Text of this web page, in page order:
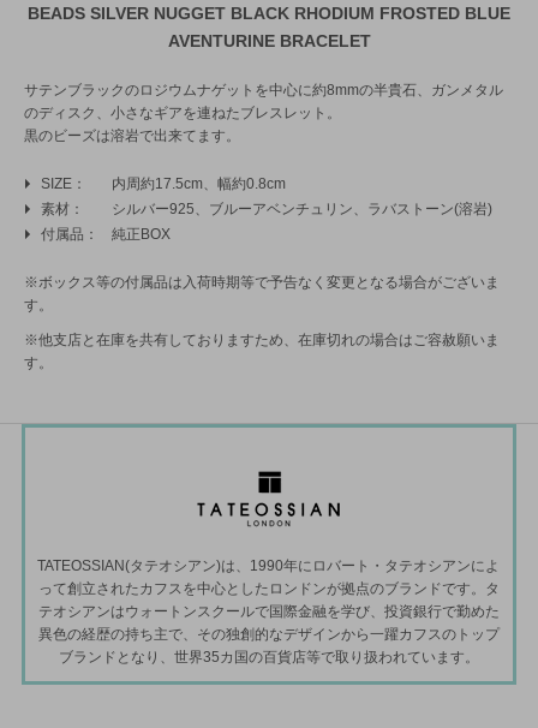
BEADS SILVER NUGGET BLACK RHODIUM FROSTED BLUE
AVENTURINE BRACELET
サテンブラックのロジウムナゲットを中心に約8mmの半貴石、ガンメタル
のディスク、小さなギアを連ねたブレスレット。
黒のビーズは溶岩で出来てます。
SIZE
内周約17.5cm、幅約0.8cm
素材
シルバー925、ブルーアベンチュリン、ラバストーン(溶岩)
付属品
純正BOX
※ボックス等の付属品は入荷時期等で予告なく変更となる場合がございま
す。
※他支店と在庫を共有しておりますため、在庫切れの場合はご容赦願いま
す。
TATEOSSIAN(タテオシアン)は、1990年にロバート・タテオシアンによ
って創立されたカフスを中心としたロンドンが拠点のブランドです。タ
テオシアンはウォートンスクールで国際金融を学び、投資銀行で勤めた
異色の経歴の持ち主で、その独創的なデザインから一躍カフスのトップ
ブランドとなり、世界35カ国の百貨店等で取り扱われています。